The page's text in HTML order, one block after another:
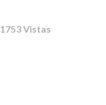
1753 Vistas